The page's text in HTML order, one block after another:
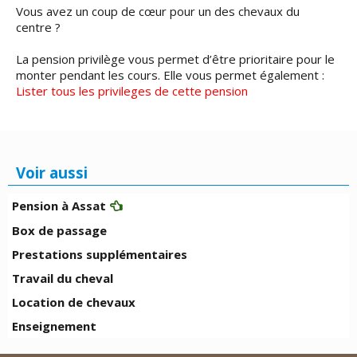
Vous avez un coup de cœur pour un des chevaux du
centre ?
La pension privilège vous permet d’être prioritaire pour le
monter pendant les cours. Elle vous permet également :
Lister tous les privileges de cette pension
Voir aussi
Pension à Assat
Box de passage
Prestations supplémentaires
Travail du cheval
Location de chevaux
Enseignement